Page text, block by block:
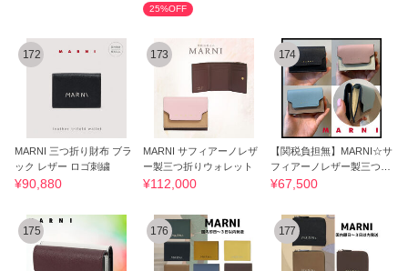
25%OFF
172
MARNI 三つ折り財布 ブラ
ック レザー ロゴ刺繍
¥90,880
173
MARNI サフィアーノレザ
ー製三つ折りウォレット
¥112,000
174
【関税負担無】MARNI☆サ
フィアーノレザー製三つ折
り
¥67,500
175 176 177